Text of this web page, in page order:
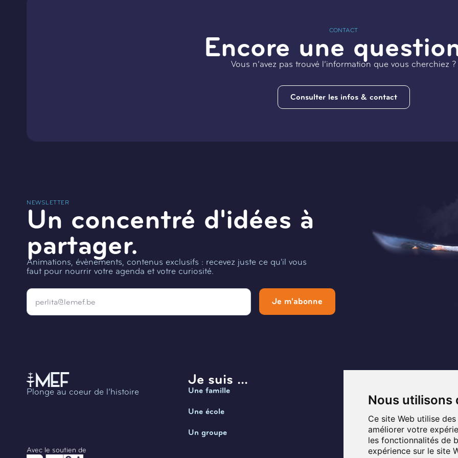
Nous utilisons
Ce site Web utilise
améliorer votre
les fonctionnalités de
expérience sur le site
CONTACT
Encore une
Vous n’avez pas trouvé l’information que vous cherchiez ?
Consulter les infos & contact
NEWSLETTER
Un concentré d'idées à
partager.
Animations, évènements, contenus exclusifs : recevez juste ce qu'il vous
faut pour nourrir votre agenda et votre curiosité.
Email
Je m'abonne
Plonge au coeur de l’histoire
Avec le soutien de
Je suis ...
Une famille
Une école
Un groupe Planifier ma visite
Programmation